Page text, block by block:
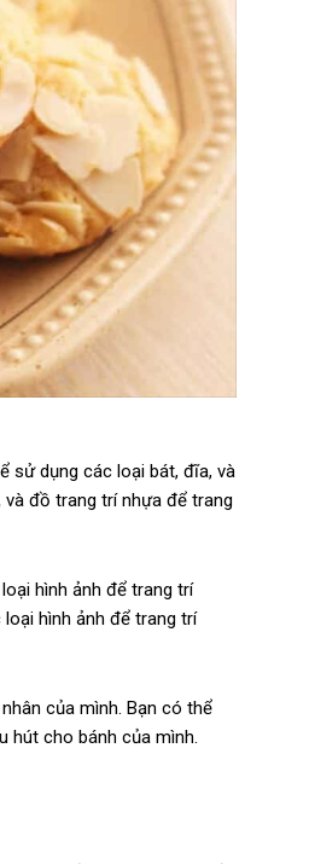
sử dụng các loại bát, đĩa, và
đồ trang trí nhựa để trang
hình ảnh để trang trí
hình ảnh để trang trí
của mình. Bạn có thể
hút cho bánh của mình.